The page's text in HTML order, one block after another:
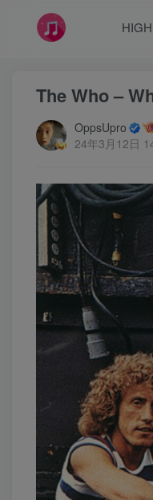
The Who –
OppsUpro
24年3月12日